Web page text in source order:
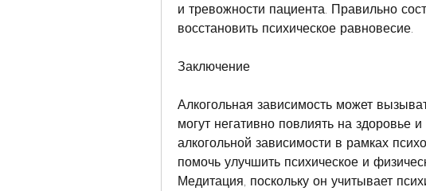
и тревожности пациента. Правильно
восстановить психическое равновесие.
Заключение
Алкогольная зависимость может
могут негативно повлиять на здоровье
алкогольной зависимости в рамках
помочь улучшить психическое и
Медитация, поскольку он учитывает